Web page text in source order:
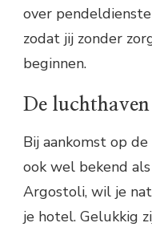
over
zodat jij zonder
beginnen.
De
Bij aankomst op
ook wel bekend
Argostoli, wil je
je hotel. Gelukkig